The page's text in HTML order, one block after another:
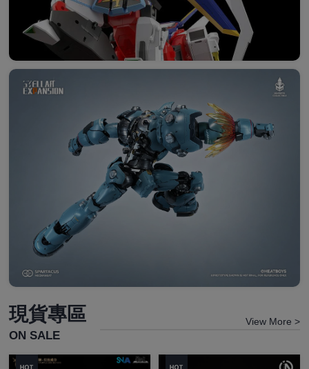
現貨專區
ON SALE
View More >